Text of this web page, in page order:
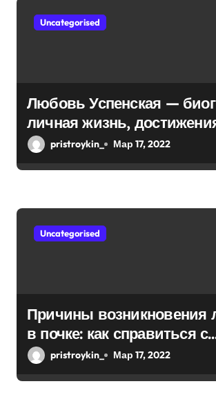
Uncategorised
Любовь Успенская —
личная жизнь,
pristroykin_ Мар 17, 2022
Uncategorised
Причины возникновения
в почке: как справиться с
болезнью
pristroykin_ Мар 17, 2022